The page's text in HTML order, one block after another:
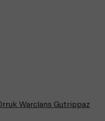
Warclans Gutrippaz